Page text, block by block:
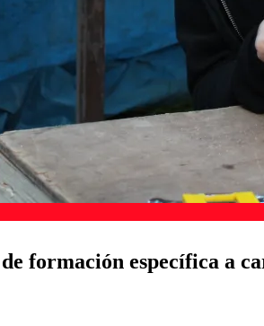
formación específica a